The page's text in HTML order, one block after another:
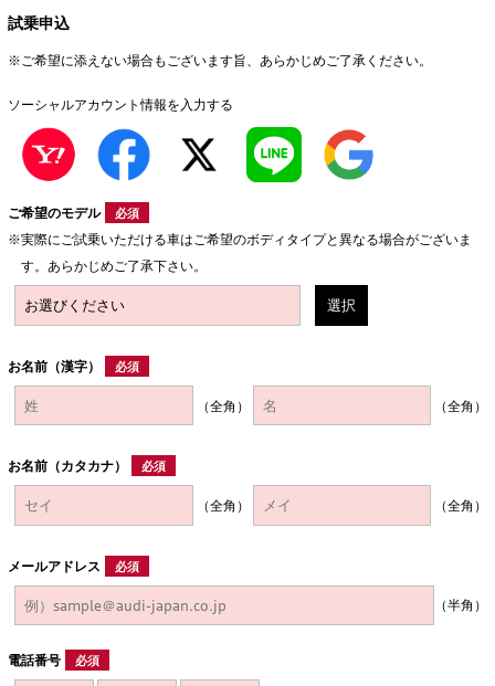
試乗申込
※ご希望に添えない場合もございます旨、あらかじめご了承ください。
ソーシャルアカウント情報を入力する
ご希望のモデル 必須
実際にご試乗いただける車はご希望のボディタイプと異なる場合がございま
す。あらかじめご了承下さい。
選択
お名前（漢字） 必須
（全角） （全角）
お名前（カタカナ） 必須
（全角） （全角）
メールアドレス 必須
（半角）
電話番号 必須